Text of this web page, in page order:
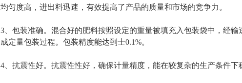
均匀度高，进出料迅速，有效提高了产品的质量和市场的竞争力。
3、包装准确。混合好的肥料按照设定的重量被填充入包装袋中，经
成定量包装过程。包装精度能达到士0.1%。
4、抗震性好。抗震性性好，确保计量精度，能在较复杂的生产条件下